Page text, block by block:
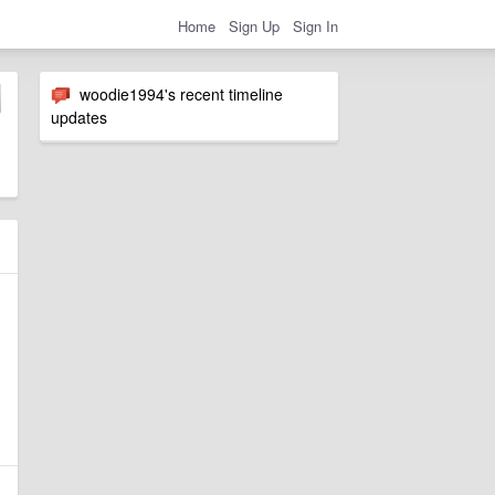
Home Sign Up Sign In
woodie1994's recent timeline
updates